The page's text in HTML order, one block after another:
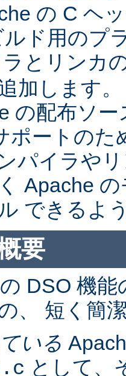
の C ヘ
ルド用のプ
とリンカ
加します
の配布ソ
ポートの
パイラや
Apache
できるよ
要
DSO 機
、 短く簡
いる
として、